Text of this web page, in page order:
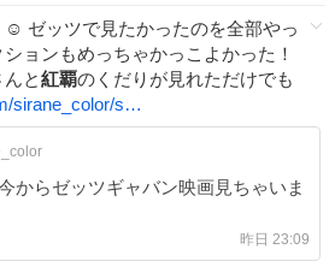
☺️ ゼッツで見たかったのを全部やっ
ョンもめっちゃかっこよかった！
と紅覇のくだりが見れただけでも
sirane_color/s…
からゼッツギャバン映画見ちゃいま
昨日 23:09